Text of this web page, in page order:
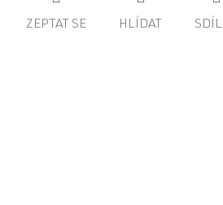
ZEPTAT SE HLÍDAT